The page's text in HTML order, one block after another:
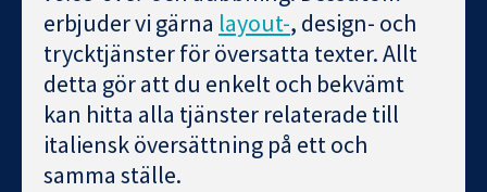
erbjuder vi gärna layout-, design- och
trycktjänster för översatta texter. Allt
detta gör att du enkelt och bekvämt
kan hitta alla tjänster relaterade till
italiensk översättning på ett och
samma ställe.